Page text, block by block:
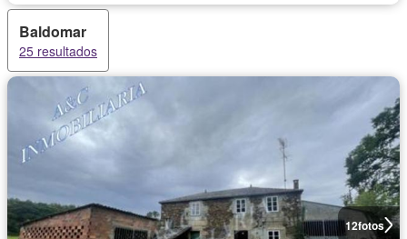
Baldomar
25 resultados
12fotos